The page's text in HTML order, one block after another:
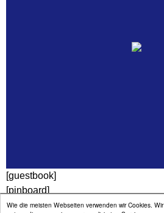
Wie die meisten Webseiten verwenden wir Cookies. Wir
[guestbook]
[pinboard]